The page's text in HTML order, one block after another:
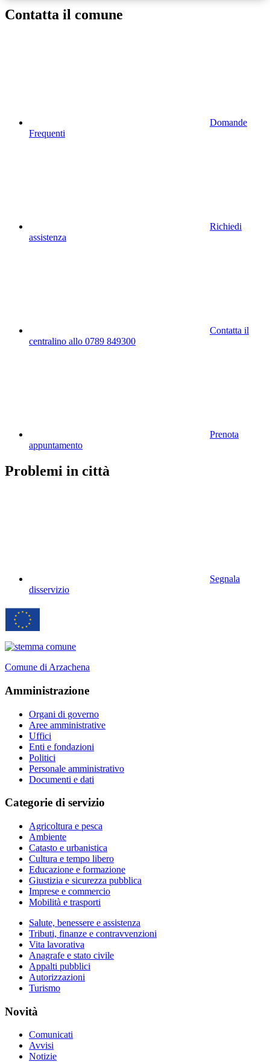
Contatta il comune
Domande
Frequenti
Richiedi
assistenza
Contatta il
centralino allo 0789 849300
Prenota
appuntamento
Problemi in città
Segnala
disservizio
Comune di Arzachena
Amministrazione
Organi di governo
Aree amministrative
Uffici
Enti e fondazioni
Politici
Personale amministrativo
Documenti e dati
Categorie di servizio
Agricoltura e pesca
Ambiente
Catasto e urbanistica
Cultura e tempo libero
Educazione e formazione
Giustizia e sicurezza pubblica
Imprese e commercio
Mobilità e trasporti
Salute, benessere e assistenza
Tributi, finanze e contravvenzioni
Vita lavorativa
Anagrafe e stato civile
Appalti pubblici
Autorizzazioni
Turismo
Novità
Comunicati
Avvisi
Notizie